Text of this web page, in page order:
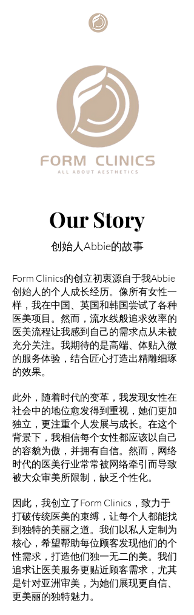
Our Story
​创始人Abbie的故事
Form Clinics的创立初衷源自于我Abbie
创始人的个人成长经历。像所有女性一
样，我在中国、英国和韩国尝试了各种
医美项目。然而，流水线般追求效率的
医美流程让我感到自己的需求点从未被
充分关注。我期待的是高端、体贴入微
的服务体验，结合匠心打造出精雕细琢
的效果。
此外，随着时代的变革，我发现女性在
社会中的地位愈发得到重视，她们更加
独立，更注重个人发展与成长。在这个
背景下，我相信每个女性都应该以自己
的容貌为傲，并拥有自信。然而，网络
时代的医美行业常常被网络牵引而导致
被大众审美所限制，缺乏个性化。
因此，我创立了Form Clinics，致力于
打破传统医美的束缚，让每个人都能找
到独特的美丽之道。我们以私人定制为
核心，希望帮助每位顾客发现他们的个
性需求，打造他们独一无二的美。我们
追求让医美服务更贴近顾客需求，尤其
是针对亚洲审美，为她们展现更自信、
更美丽的独特魅力。